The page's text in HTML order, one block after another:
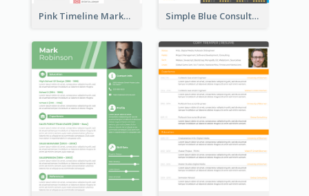
Pink Timeline Marketing Designer Resume Simple Blue Consultant Resume